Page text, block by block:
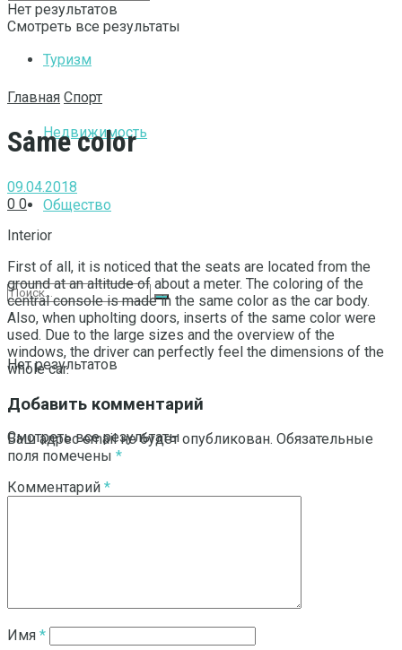
Туризм
Недвижимость
Общество
Нет результатов
Смотреть все результаты
Нет результатов
Смотреть все результаты
Главная Спорт
Same color
09.04.2018
0 0
Interior
First of all, it is noticed that the seats are located from the
ground at an altitude of about a meter. The coloring of the
central console is made in the same color as the car body.
Also, when upholting doors, inserts of the same color were
used. Due to the large sizes and the overview of the
windows, the driver can perfectly feel the dimensions of the
whole car.
Добавить комментарий
Ваш адрес email не будет опубликован. Обязательные
поля помечены *
Комментарий *
Имя *